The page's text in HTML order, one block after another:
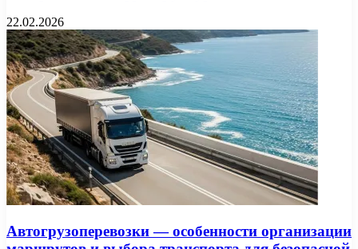
22.02.2026
Автогрузоперевозки — особенности организации